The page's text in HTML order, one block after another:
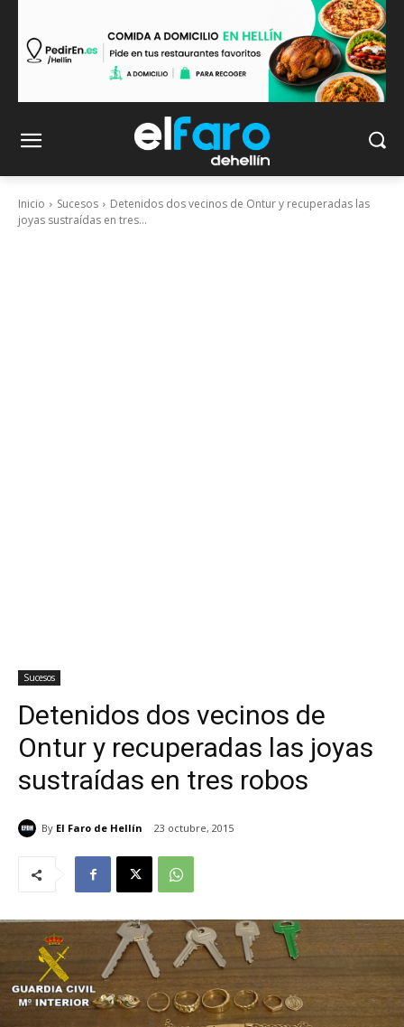
Inicio Sucesos
Detenidos dos vecinos de Ontur y recuperadas las
joyas sustraídas en tres...
Sucesos
Detenidos dos vecinos de
Ontur y recuperadas las joyas
sustraídas en tres robos
By El Faro de Hellín 23 octubre, 2015